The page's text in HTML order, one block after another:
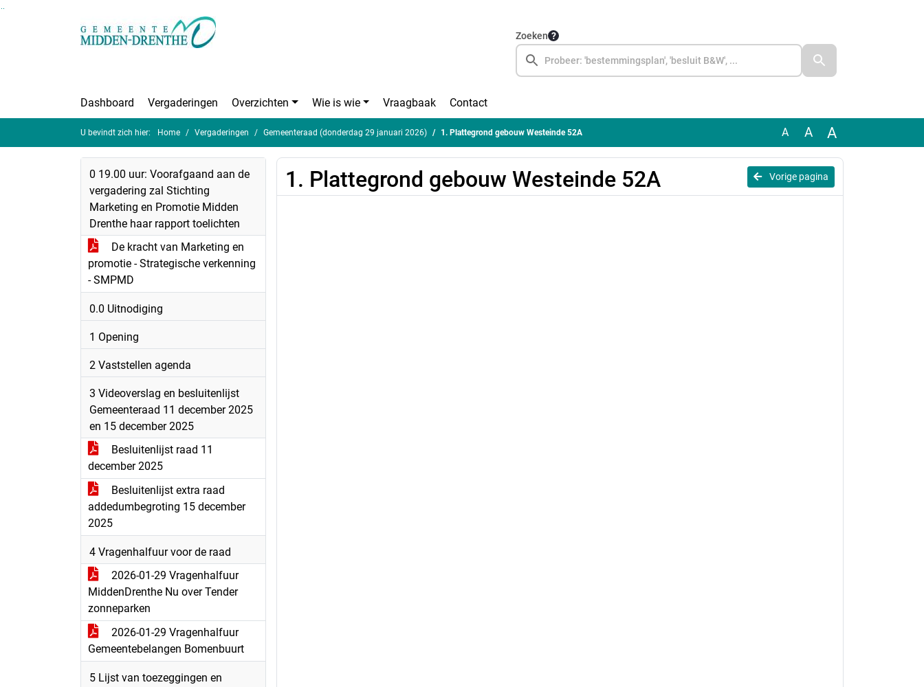
Zoeken
Dashboard Vergaderingen Overzichten Wie is wie Vraagbaak Contact
U bevindt zich hier: Home Vergaderingen Gemeenteraad (donderdag 29 januari 2026) 1. Plattegrond gebouw Westeinde 52A A A A
0 19.00 uur: Voorafgaand aan de
vergadering zal Stichting
Marketing en Promotie Midden
Drenthe haar rapport toelichten
De kracht van Marketing en
promotie - Strategische verkenning
- SMPMD
0.0 Uitnodiging
1 Opening
2 Vaststellen agenda
3 Videoverslag en besluitenlijst
Gemeenteraad 11 december 2025
en 15 december 2025
Besluitenlijst raad 11
december 2025
Besluitenlijst extra raad
addedumbegroting 15 december
2025
4 Vragenhalfuur voor de raad
2026-01-29 Vragenhalfuur
MiddenDrenthe Nu over Tender
zonneparken
2026-01-29 Vragenhalfuur
Gemeentebelangen Bomenbuurt
5 Lijst van toezeggingen en
Vorige pagina
1. Plattegrond gebouw Westeinde 52A